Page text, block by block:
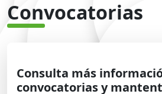
Convocatorias
Consulta más
convocatorias y